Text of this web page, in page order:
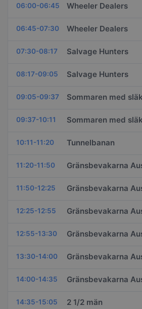
06:00-06:45 Wheeler Dealers
06:45-07:30 Wheeler Dealers
07:30-08:17 Salvage Hunters
08:17-09:05 Salvage Hunters
09:05-09:37 Sommaren med
09:37-10:11 Sommaren med
10:11-11:20 Tunnelbanan
11:20-11:50 Gränsbevakarna
11:50-12:25 Gränsbevakarna
12:25-12:55 Gränsbevakarna
12:55-13:30 Gränsbevakarna
13:30-14:00 Gränsbevakarna
14:00-14:35 Gränsbevakarna
14:35-15:05 2 1/2 män